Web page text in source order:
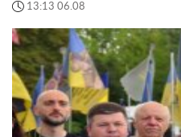
13:13 06.08